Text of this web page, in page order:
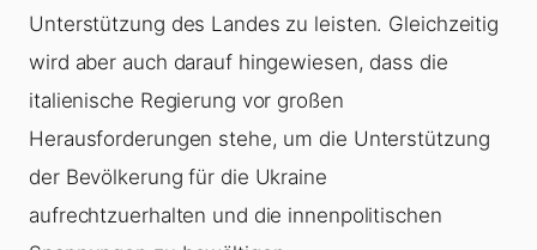
Unterstützung des Landes zu leisten. Gleichzeitig
wird aber auch darauf hingewiesen, dass die
italienische Regierung vor großen
Herausforderungen stehe, um die Unterstützung
der Bevölkerung für die Ukraine
aufrechtzuerhalten und die innenpolitischen